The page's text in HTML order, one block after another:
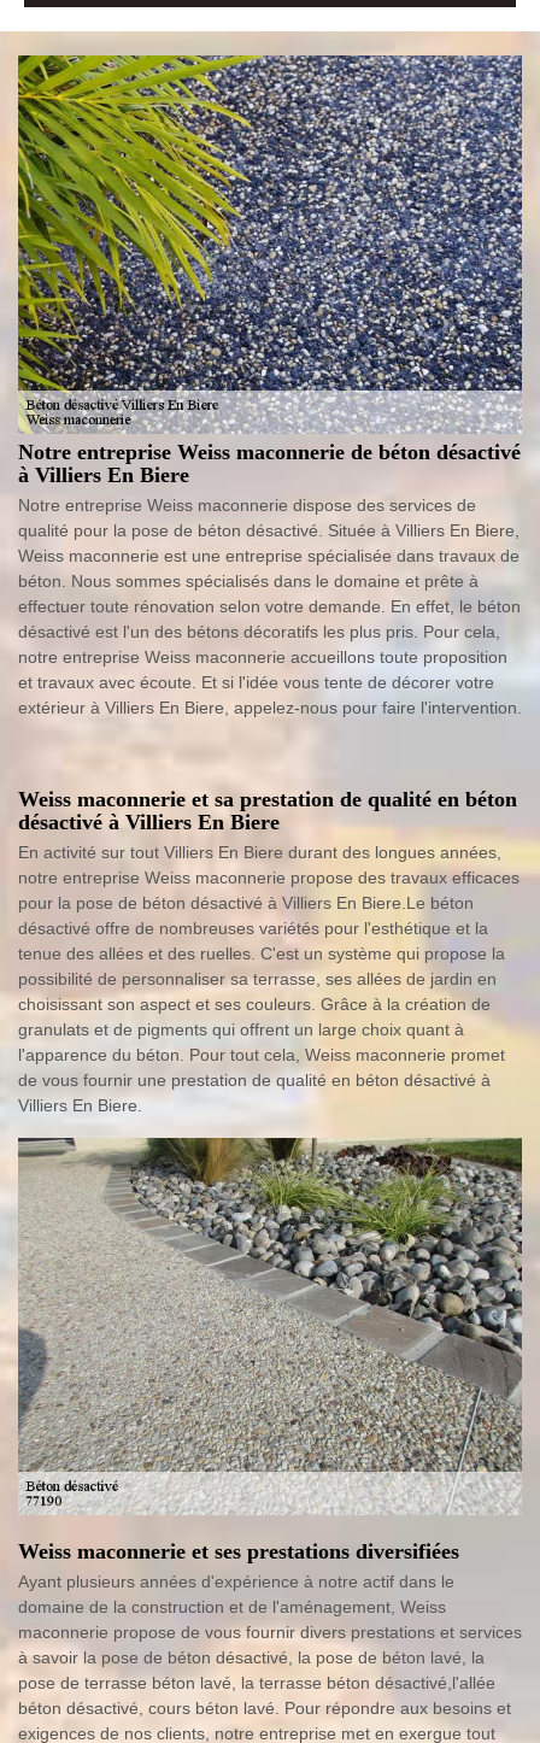
Notre entreprise Weiss maconnerie de béton désactivé
à Villiers En Biere
Notre entreprise Weiss maconnerie dispose des services de
qualité pour la pose de béton désactivé. Située à Villiers En Biere,
Weiss maconnerie est une entreprise spécialisée dans travaux de
béton. Nous sommes spécialisés dans le domaine et prête à
effectuer toute rénovation selon votre demande. En effet, le béton
désactivé est l'un des bétons décoratifs les plus pris. Pour cela,
notre entreprise Weiss maconnerie accueillons toute proposition
et travaux avec écoute. Et si l'idée vous tente de décorer votre
extérieur à Villiers En Biere, appelez-nous pour faire l'intervention.
Weiss maconnerie et sa prestation de qualité en béton
désactivé à Villiers En Biere
En activité sur tout Villiers En Biere durant des longues années,
notre entreprise Weiss maconnerie propose des travaux efficaces
pour la pose de béton désactivé à Villiers En Biere.Le béton
désactivé offre de nombreuses variétés pour l'esthétique et la
tenue des allées et des ruelles. C'est un système qui propose la
possibilité de personnaliser sa terrasse, ses allées de jardin en
choisissant son aspect et ses couleurs. Grâce à la création de
granulats et de pigments qui offrent un large choix quant à
l'apparence du béton. Pour tout cela, Weiss maconnerie promet
de vous fournir une prestation de qualité en béton désactivé à
Villiers En Biere.
Weiss maconnerie et ses prestations diversifiées
Ayant plusieurs années d'expérience à notre actif dans le
domaine de la construction et de l'aménagement, Weiss
maconnerie propose de vous fournir divers prestations et services
à savoir la pose de béton désactivé, la pose de béton lavé, la
pose de terrasse béton lavé, la terrasse béton désactivé,l'allée
béton désactivé, cours béton lavé. Pour répondre aux besoins et
exigences de nos clients, notre entreprise met en exergue tout